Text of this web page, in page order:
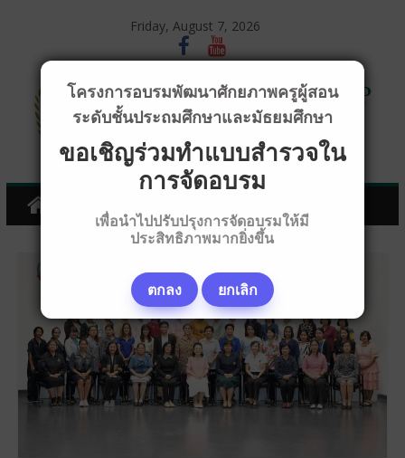
Friday, August 7, 2026
โครงการอบรมพัฒนาศักยภาพครูผู้สอน
ระดับชั้นประถมศึกษาและมัธยมศึกษา
ขอเชิญร่วมทำแบบสำรวจใน
การจัดอบรม
เพื่อนำไปปรับปรุงการจัดอบรมให้มี
ประสิทธิภาพมากยิ่งขึ้น
ตกลง ยกเลิก